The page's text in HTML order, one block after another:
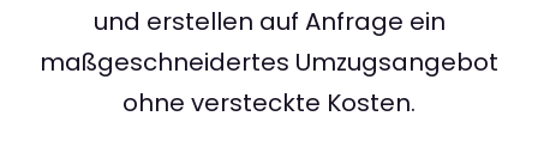
und erstellen auf Anfrage ein
maßgeschneidertes Umzugsangebot
ohne versteckte Kosten.